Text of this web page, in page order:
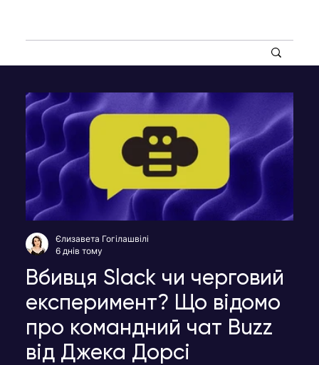
Вбивця Slack чи черговий
експеримент? Що відомо
про командний чат Buzz
від Джека Дорсі
Єлизавета Гогілашвілі
6 днів тому